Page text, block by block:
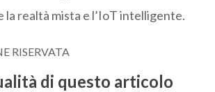
la realtà mista e l’IoT intelligente.
RISERVATA
di questo articolo